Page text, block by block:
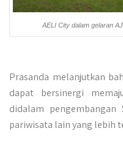
AELI City dalam gelaran
Prasanda melanjutkan
dapat bersinergi
didalam
pariwisata lain yang lebih